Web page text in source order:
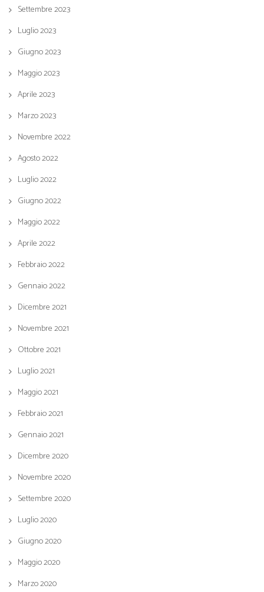
Settembre 2023
Luglio 2023
Giugno 2023
Maggio 2023
Aprile 2023
Marzo 2023
Novembre 2022
Agosto 2022
Luglio 2022
Giugno 2022
Maggio 2022
Aprile 2022
Febbraio 2022
Gennaio 2022
Dicembre 2021
Novembre 2021
Ottobre 2021
Luglio 2021
Maggio 2021
Febbraio 2021
Gennaio 2021
Dicembre 2020
Novembre 2020
Settembre 2020
Luglio 2020
Giugno 2020
Maggio 2020
Marzo 2020